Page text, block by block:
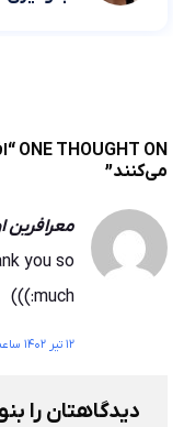
ONE THOUGHT ON “
می‌کنند”
معرافرین
you so
much:)))
۱۲ تیر ۱۴۰۲ ساعت ۲۳:۴۷
دیدگاهتان را